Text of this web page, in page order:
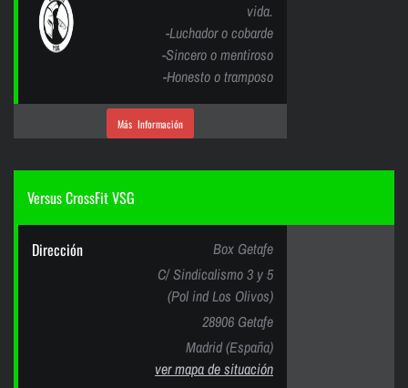
vida.
-Luchador o cobarde
-Sincero o mentiroso
-Honesto o tramposo
Más Información
Versus CrossFit VSG
Dirección
Box Getafe
C/ Sindicalismo 3 y 5
(Pol ind Los Olivos)
28906 Getafe
Madrid (España)
ver mapa de situación